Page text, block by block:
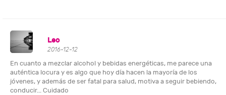
Leo
2016-12-12
En cuanto a mezclar alcohol y bebidas energéticas, me parece una
auténtica locura y es algo que hoy día hacen la mayoría de los
jóvenes, y además de ser fatal para salud, motiva a seguir bebiendo,
conducir... Cuidado